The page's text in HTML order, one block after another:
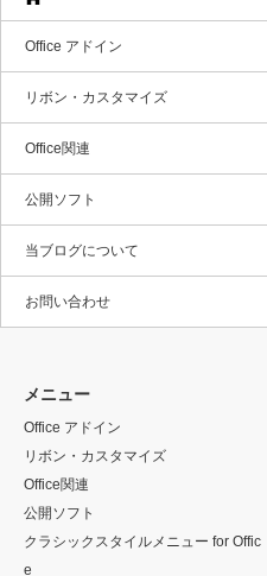
Office アドイン
リボン・カスタマイズ
Office関連
公開ソフト
当ブログについて
お問い合わせ
メニュー
Office アドイン
リボン・カスタマイズ
Office関連
公開ソフト
クラシックスタイルメニュー for Offic
e